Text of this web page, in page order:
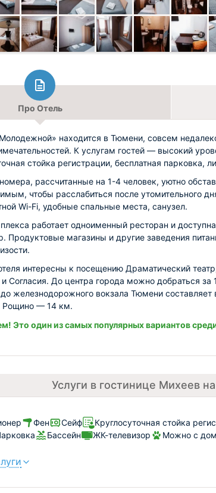
Про Отель
находится в Тюмени, совсем
К услугам гостей — высокий
стойка регистрации, бесплатная парковка,
рассчитанные на 1-4 человек, уютно
чтобы расслабиться после утомительного
Wi-Fi, удобные спальные места, санузел.
работает одноименный ресторан и
Продуктовые магазины и другие заведения
интересны к посещению Драматический
Согласия. До центра города можно добраться за
железнодорожного вокзала Тюмени составляет
Рощино — 14 км.
Это один из самых популярных вариантов
Услуги в гостинице Михеев
Фен Сейф Круглосуточная стойка
Бассейн ЖК-телевизор Можно с